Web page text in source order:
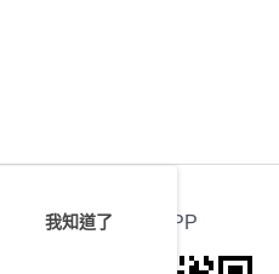
官方APP
我知道了